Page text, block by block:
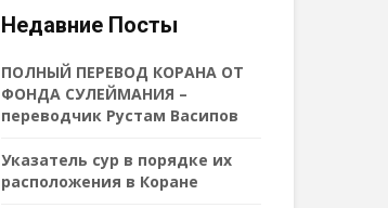
Недавние Посты
ПОЛНЫЙ ПЕРЕВОД КОРАНА ОТ
ФОНДА СУЛЕЙМАНИЯ –
переводчик Рустам Васипов
Указатель сур в порядке их
расположения в Коране